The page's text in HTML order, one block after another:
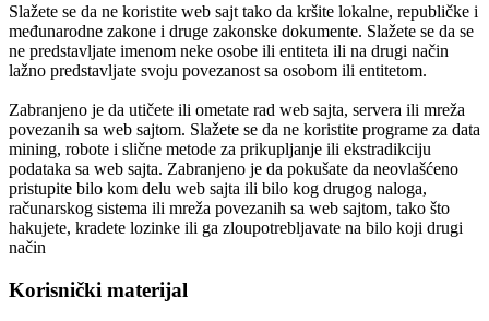
Slažete se da ne koristite web sajt tako da kršite lokalne, republičke i
međunarodne zakone i druge zakonske dokumente. Slažete se da se
ne predstavljate imenom neke osobe ili entiteta ili na drugi način
lažno predstavljate svoju povezanost sa osobom ili entitetom.
Zabranjeno je da utičete ili ometate rad web sajta, servera ili mreža
povezanih sa web sajtom. Slažete se da ne koristite programe za data
mining, robote i slične metode za prikupljanje ili ekstradikciju
podataka sa web sajta. Zabranjeno je da pokušate da neovlašćeno
pristupite bilo kom delu web sajta ili bilo kog drugog naloga,
računarskog sistema ili mreža povezanih sa web sajtom, tako što
hakujete, kradete lozinke ili ga zloupotrebljavate na bilo koji drugi
način
Korisnički materijal